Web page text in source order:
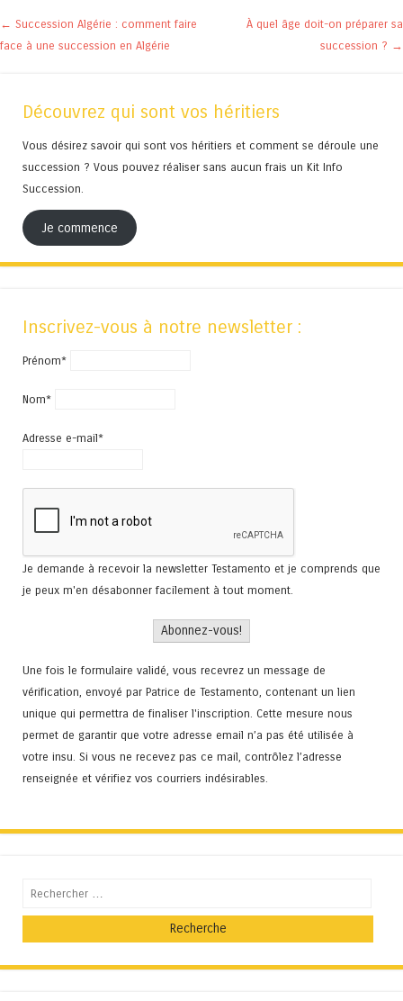
Navigation des articles
← Succession Algérie : comment faire
face à une succession en Algérie
À quel âge doit-on préparer sa
succession ? →
Découvrez qui sont vos héritiers
Vous désirez savoir qui sont vos héritiers et comment se déroule une
succession ? Vous pouvez réaliser sans aucun frais un Kit Info
Succession.
Je commence
Inscrivez-vous à notre newsletter :
Prénom*
Nom*
Adresse e-mail*
Je demande à recevoir la newsletter Testamento et je comprends que
je peux m'en désabonner facilement à tout moment.
Une fois le formulaire validé, vous recevrez un message de
vérification, envoyé par Patrice de Testamento, contenant un lien
unique qui permettra de finaliser l'inscription. Cette mesure nous
permet de garantir que votre adresse email n’a pas été utilisée à
votre insu. Si vous ne recevez pas ce mail, contrôlez l’adresse
renseignée et vérifiez vos courriers indésirables.
Recherche